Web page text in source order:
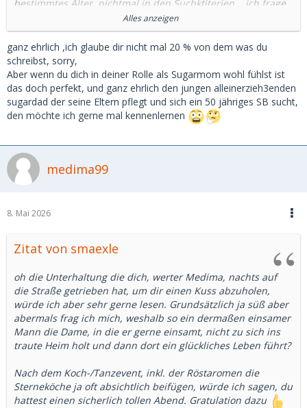
bestimmtes Alter, nichtmal in den Suchktiterien....ich frage
mich selbst auch, ob ich mich meiner Zahl entsprechend
anders fühlen sollte...
Schönlinge gibt es junge und alte gleichermaßen...
Nein, was mich beeindruckt ist, dass die jungen Männer (
vielleicht braucht es eine zweite Statistik? Mit der Anzahl
der Schwanzbilder?😅) sich Herausforderungen stellen
(müssen) , die es vor 25 Jahren noch nicht gab! Und sie tun
es ganz selbstverständlich...Alleinerziehende Väter die keine
Hause, pflegebedürftige Eltern, fehlendes Fachpersonal für
Firmen...sie haben Sorgen und Probleme...UND ICH wurde
nach Sorgen gefragt...ja das verwirrte mich schon sehr,
kennengelernt hatte...
... (glaub es oder nicht Griesgram)....
...und wenn ich so jemandem meine Zuneigung schenken
kann tue ich das sehr gerne...es ist aber selbstverständlich
nicht das einzige Kriterium...
...ob ein Millionär dabei war weiß ich nicht, danach habe ich
nicht gefragt...
feststellen ob sich jünger oder älter mehr bemühen....Fakt
ist dass 2 ältere Männer es geschafft haben mich mit
Ohlala... Tricks (nein keine Fremdkörper oder Hilfsmittel...)
Alles anzeigen
ganz ehrlich ,ich glaube dir nicht mal 20 % von dem was du
schreibst, sorry,
Aber wenn du dich in deiner Rolle als Sugarmom wohl fühlst ist
das doch perfekt, und ganz ehrlich den jungen alleinerzieh3enden
sugardad der seine Eltern pflegt und sich ein 50 jähriges SB sucht,
den möchte ich gerne mal kennenlernen
medima99
8. Mai 2026
Zitat von smaexle
oh die Unterhaltung die dich, werter Medima, nachts auf
die Straße getrieben hat, um dir einen Kuss abzuholen,
würde ich aber sehr gerne lesen. Grundsätzlich ja süß aber
abermals frag ich mich, weshalb so ein dermaßen einsamer
Mann die Dame, in die er gerne einsamt, nicht zu sich ins
traute Heim holt und dann dort ein glückliches Leben führt?
Nach dem Koch-/Tanzevent, inkl. der Röstaromen die
Sterneköche ja oft absichtlich beifügen, würde ich sagen, du
hattest einen sicherlich tollen Abend. Gratulation dazu